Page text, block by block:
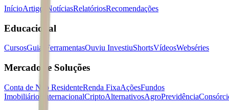
InícioArtigos NotíciasRelatóriosRecomendações
Educacional
CursosGuias FerramentasOuviu InvestiuShortsVídeosWebséries
Mercados e Soluções
Conta de Não ResidenteRenda FixaAçõesFundos
Imobiliários
InternacionalCriptoAlternativosAgroPrevidência